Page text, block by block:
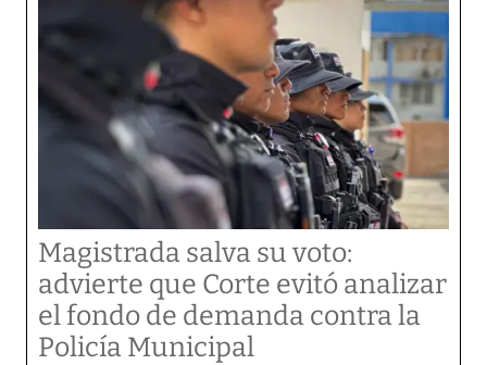
Magistrada salva su voto:
advierte que Corte evitó analizar
el fondo de demanda contra la
Policía Municipal